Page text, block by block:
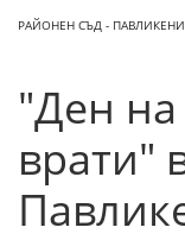
РАЙОНЕН СЪД - ПАВЛИКЕНИ
"Ден
врати"